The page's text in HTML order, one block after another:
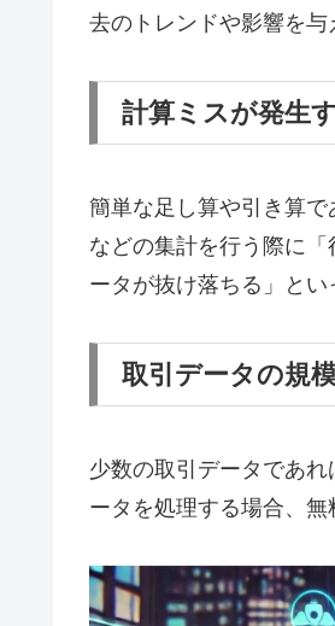
去のトレンドや影響を与
計算ミスが発生
簡単な足し算や引き算
などの集計を行う際に
ータが抜け落ちる」とい
取引データの規
少数の取引データであ
ータを処理する場合、無